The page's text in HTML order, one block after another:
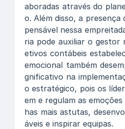
aboradas através do
o. Além disso, a presença
pensável nessa
ria pode auxiliar o gestor
etivos contábeis
emocional também
gnificativo na
o estratégico, pois os
em e regulam as
has mais astutas,
áveis e inspirar equipas.